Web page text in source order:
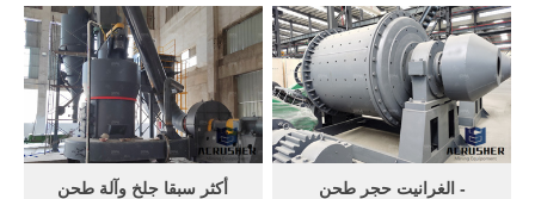
محطم وآلة طحن - crsrorgin
مصادر شركات تصنيع آلة طحن
التوابل وآلة طحن التوابل في,
تلميع ...
نهاية مطحنة الطحن. الدردشة
مع المبيعات » المعادن طحن
الحفر بتهvijaypumps. الة
طحن الحجر بت ...
أكثر سبقا جلخ وآلة طحن
‫الغرانيت حجر طحن‬‎ -